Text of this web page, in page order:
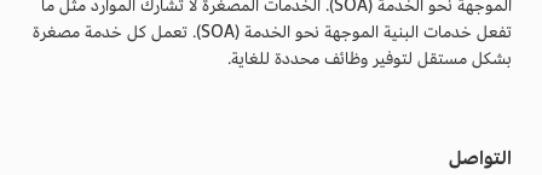
الموجهة نحو الخدمة (SOA). الخدمات المصغرة لا تشارك الموارد مثل ما
تفعل خدمات البنية الموجهة نحو الخدمة (SOA). تعمل كل خدمة مصغرة
بشكل مستقل لتوفير وظائف محددة للغاية.
التواصل